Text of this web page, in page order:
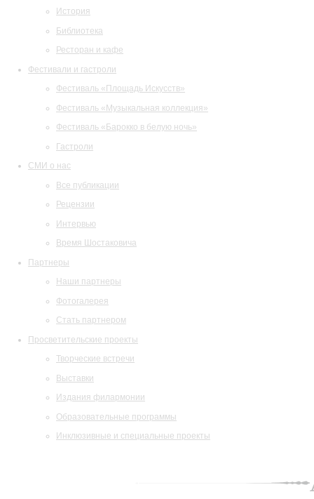
История
Библиотека
Ресторан и кафе
Фестивали и гастроли
Фестиваль «Площадь Искусств»
Фестиваль «Музыкальная коллекция»
Фестиваль «Барокко в белую ночь»
Гастроли
СМИ о нас
Все публикации
Рецензии
Интервью
Время Шостаковича
Партнеры
Наши партнеры
Фотогалерея
Стать партнером
Просветительские проекты
Творческие встречи
Выставки
Издания филармонии
Образовательные программы
Инклюзивные и специальные проекты